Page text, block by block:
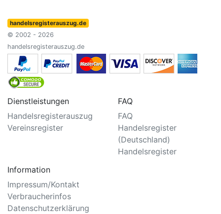
handelsregisterauszug.de
© 2002 - 2026
handelsregisterauszug.de
Dienstleistungen
Handelsregisterauszug
Vereinsregister
FAQ
FAQ
Handelsregister
(Deutschland)
Handelsregister
Information
Impressum/Kontakt
Verbraucherinfos
Datenschutzerklärung